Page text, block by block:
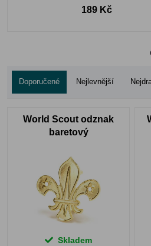
189 Kč
Doporučené Nejlevnější
World Scout odznak
baretový
Skladem